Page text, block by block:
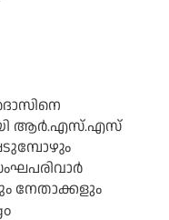
ആര്‍.എസ്.എസ്
നേതാക്കളും